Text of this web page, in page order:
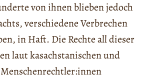
von ihnen blieben jedoch
verschiedene Verbrechen
in Haft. Die Rechte all dieser
laut kasachstanischen und
Menschenrechtler:innen